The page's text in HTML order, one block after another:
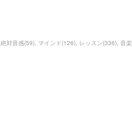
絶対音感(59) マインド(126) レッスン(336) 音楽